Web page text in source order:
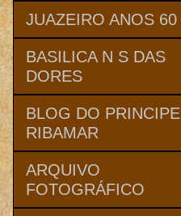
JUAZEIRO ANOS 60
BASILICA N S DAS
DORES
BLOG DO PRINCIPE
RIBAMAR
ARQUIVO
FOTOGRÁFICO